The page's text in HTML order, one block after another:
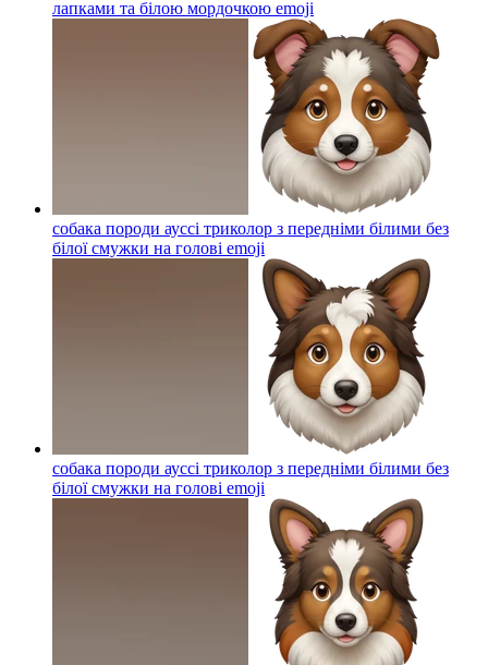
лапками та білою мордочкою emoji
собака породи ауссі триколор з передніми білими без
білої смужки на голові emoji
собака породи ауссі триколор з передніми білими без
білої смужки на голові emoji